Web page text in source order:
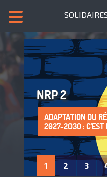
NRP 2
ADAPTATION DU
2027-2030 : C'EST
SANS NOUS, PLUS
LA PROTECTION
: UN DROIT À FAIRE
ADHÈRE À
PUBLIQUES
1 2 3